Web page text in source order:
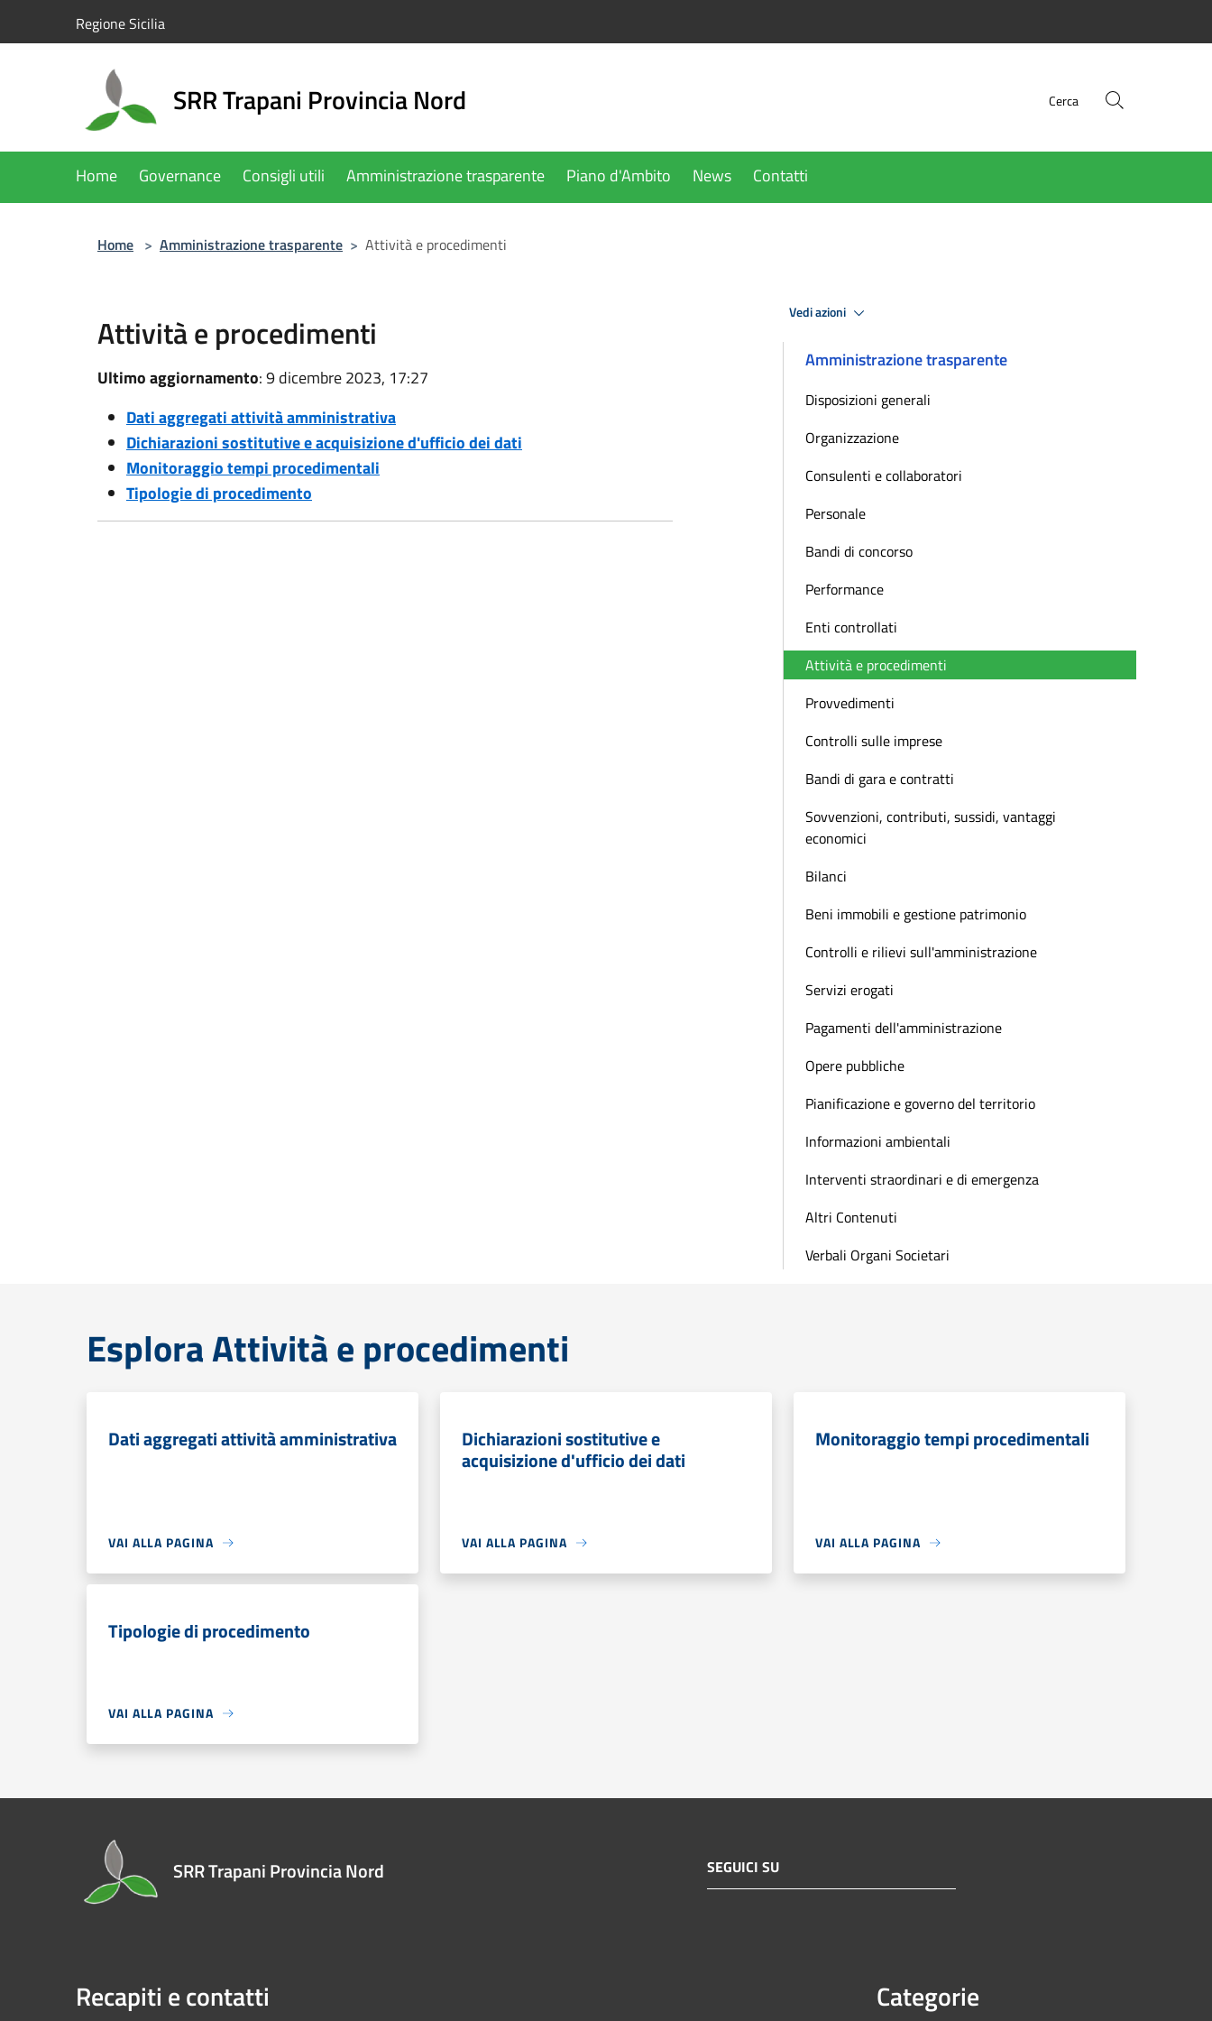
Regione Sicilia
SRR Trapani Provincia Nord Cerca
Home Governance Consigli utili Amministrazione trasparente Piano d'Ambito News Contatti
Home > Amministrazione trasparente > Attività e procedimenti
Attività e procedimenti
Ultimo aggiornamento: 9 dicembre 2023, 17:27
Dati aggregati attività amministrativa
Dichiarazioni sostitutive e acquisizione d'ufficio dei dati
Monitoraggio tempi procedimentali
Tipologie di procedimento
Vedi azioni
Amministrazione trasparente
Disposizioni generali
Organizzazione
Consulenti e collaboratori
Personale
Bandi di concorso
Performance
Enti controllati
Attività e procedimenti
Provvedimenti
Controlli sulle imprese
Bandi di gara e contratti
Sovvenzioni, contributi, sussidi, vantaggi
economici
Bilanci
Beni immobili e gestione patrimonio
Controlli e rilievi sull'amministrazione
Servizi erogati
Pagamenti dell'amministrazione
Opere pubbliche
Pianificazione e governo del territorio
Informazioni ambientali
Interventi straordinari e di emergenza
Altri Contenuti
Verbali Organi Societari
Esplora Attività e procedimenti
Dati aggregati attività amministrativa
VAI ALLA PAGINA
Dichiarazioni sostitutive e
acquisizione d'ufficio dei dati
VAI ALLA PAGINA
Monitoraggio tempi procedimentali
VAI ALLA PAGINA
Tipologie di procedimento
VAI ALLA PAGINA
SRR Trapani Provincia Nord SEGUICI SU
Recapiti e contatti Categorie